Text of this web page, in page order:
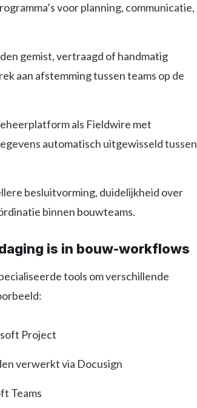
voor planning, communicatie,
gemist, vertraagd of handmatig
aan afstemming tussen teams op de
als Fieldwire met
automatisch uitgewisseld tussen
besluitvorming, duidelijkheid over
binnen bouwteams.
is in bouw-workflows
tools om verschillende
Project
verwerkt via Docusign
Teams